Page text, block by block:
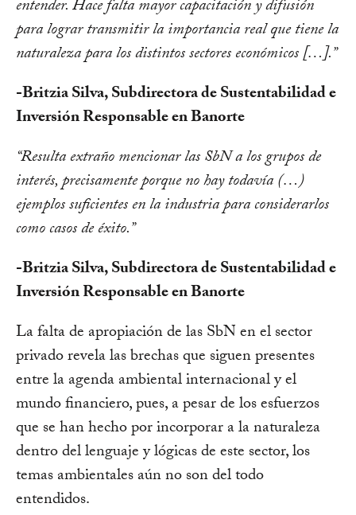
entender. Hace falta mayor capacitación y difusión
para lograr transmitir la importancia real que tiene la
naturaleza para los distintos sectores económicos […].”
-Britzia Silva, Subdirectora de Sustentabilidad e
Inversión Responsable en Banorte
“Resulta extraño mencionar las SbN a los grupos de
interés, precisamente porque no hay todavía (…)
ejemplos suficientes en la industria para considerarlos
como casos de éxito.”
-Britzia Silva, Subdirectora de Sustentabilidad e
Inversión Responsable en Banorte
La falta de apropiación de las SbN en el sector
privado revela las brechas que siguen presentes
entre la agenda ambiental internacional y el
mundo financiero, pues, a pesar de los esfuerzos
que se han hecho por incorporar a la naturaleza
dentro del lenguaje y lógicas de este sector, los
temas ambientales aún no son del todo
entendidos.